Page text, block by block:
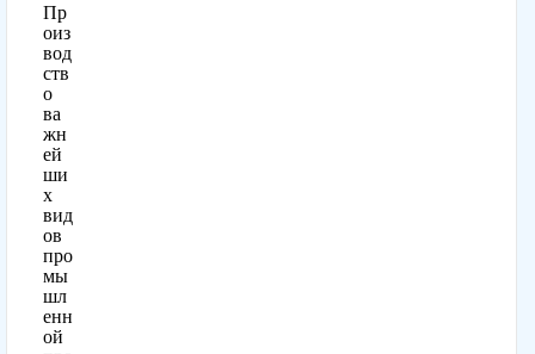
Пр
оиз
вод
ств
о
ва
жн
ей
ши
х
вид
ов
про
мы
шл
енн
ой